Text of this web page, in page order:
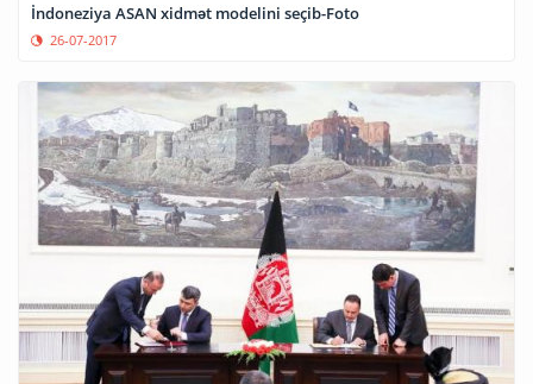
İndoneziya ASAN xidmət modelini seçib-Foto
26-07-2017